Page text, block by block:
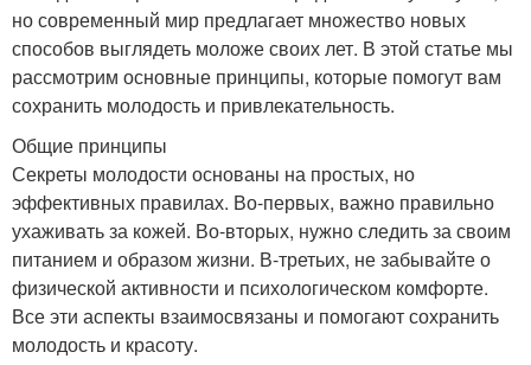
но современный мир предлагает множество новых
способов выглядеть моложе своих лет. В этой статье мы
рассмотрим основные принципы, которые помогут вам
сохранить молодость и привлекательность.
Общие принципы
Секреты молодости основаны на простых, но
эффективных правилах. Во-первых, важно правильно
ухаживать за кожей. Во-вторых, нужно следить за своим
питанием и образом жизни. В-третьих, не забывайте о
физической активности и психологическом комфорте.
Все эти аспекты взаимосвязаны и помогают сохранить
молодость и красоту.